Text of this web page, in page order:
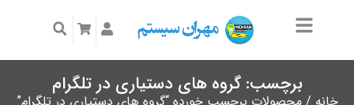
برچسب: گروه های دستیاری در تلگرام